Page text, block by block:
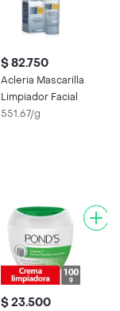
$ 82.750
Acleria Mascarilla
Limpiador Facial
551.67/g
$ 23.500